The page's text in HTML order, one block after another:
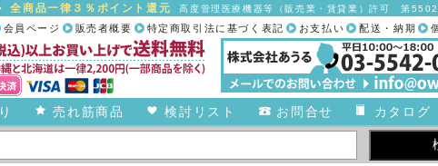
全商品一律３％ポイント還元 高度管理医療機器等（販売業・賃貸業）許可 第
配送・納期
お支払い
特定商取引法に基づく表記
販売者概要
会員ページ
売れ筋商品 検討リスト お問合せ カタログ